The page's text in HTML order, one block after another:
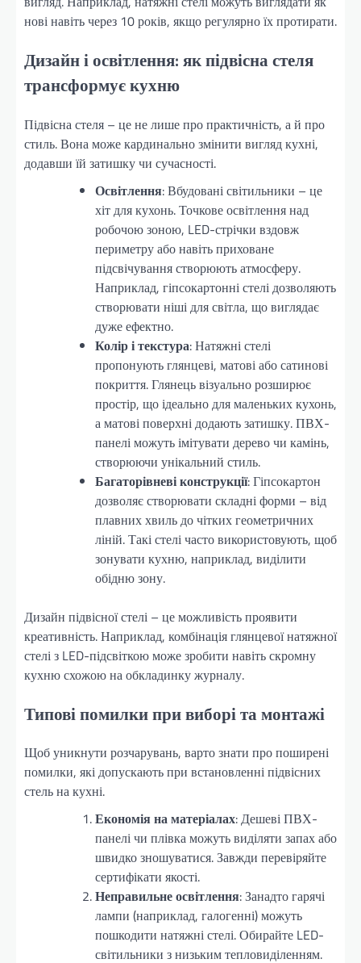
нові навіть через 10 років, якщо регулярно їх протирати.
Дизайн і освітлення: як підвісна стеля
трансформує кухню
Підвісна стеля – це не лише про практичність, а й про
стиль. Вона може кардинально змінити вигляд кухні,
додавши їй затишку чи сучасності.
Освітлення: Вбудовані світильники – це
хіт для кухонь. Точкове освітлення над
робочою зоною, LED-стрічки вздовж
периметру або навіть приховане
підсвічування створюють атмосферу.
Наприклад, гіпсокартонні стелі дозволяють
створювати ніші для світла, що виглядає
дуже ефектно.
Колір і текстура: Натяжні стелі
пропонують глянцеві, матові або сатинові
покриття. Глянець візуально розширює
простір, що ідеально для маленьких кухонь,
а матові поверхні додають затишку. ПВХ-
панелі можуть імітувати дерево чи камінь,
створюючи унікальний стиль.
Багаторівневі конструкції: Гіпсокартон
дозволяє створювати складні форми – від
плавних хвиль до чітких геометричних
ліній. Такі стелі часто використовують, щоб
зонувати кухню, наприклад, виділити
обідню зону.
Дизайн підвісної стелі – це можливість проявити
креативність. Наприклад, комбінація глянцевої натяжної
стелі з LED-підсвіткою може зробити навіть скромну
кухню схожою на обкладинку журналу.
Типові помилки при виборі та монтажі
Щоб уникнути розчарувань, варто знати про поширені
помилки, які допускають при встановленні підвісних
стель на кухні.
Економія на матеріалах: Дешеві ПВХ-
панелі чи плівка можуть виділяти запах або
швидко зношуватися. Завжди перевіряйте
сертифікати якості.
Неправильне освітлення: Занадто гарячі
лампи (наприклад, галогенні) можуть
пошкодити натяжні стелі. Обирайте LED-
світильники з низьким тепловиділенням.